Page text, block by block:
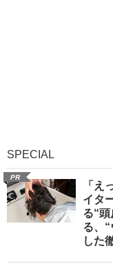
SPECIAL
PR
「え
イタ
る“
る、
した